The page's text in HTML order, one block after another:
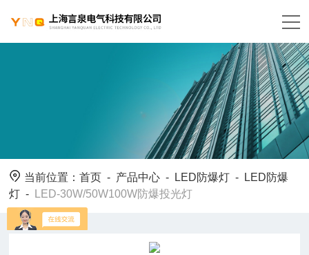
当前位置：首页 - 产品中心 - LED防爆灯 -
LED防爆
灯 - LED-30W/50W100W防爆投光灯